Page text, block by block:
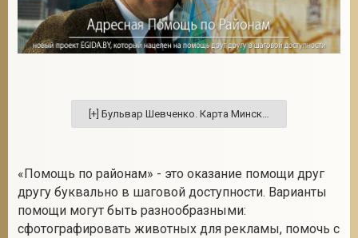
«Помощь по районам» - это оказание помощи друг
другу буквально в шаговой доступности. Варианты
помощи могут быть разнообразными:
сфотографировать животных для рекламы, помочь с